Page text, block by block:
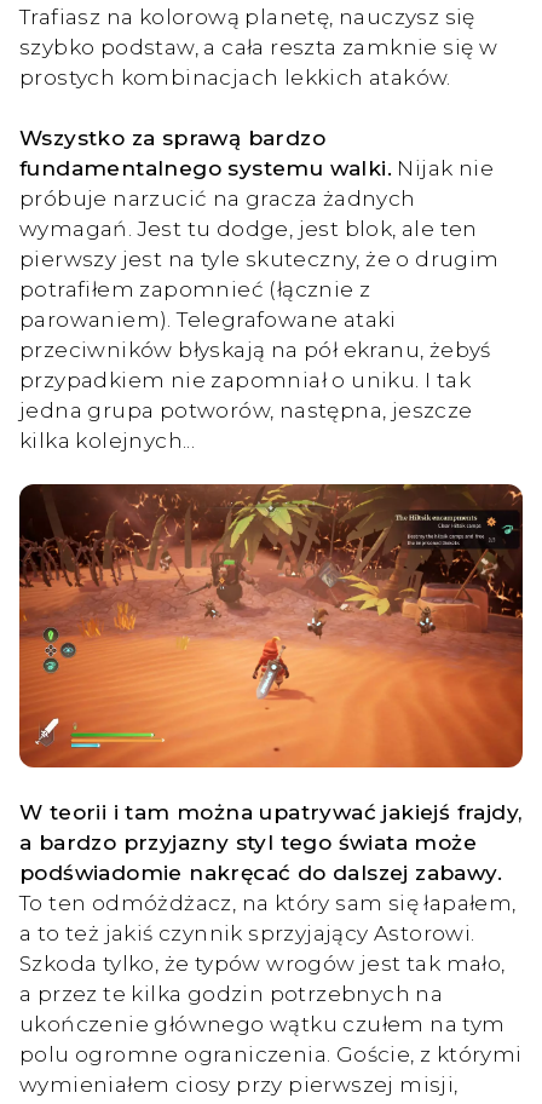
Trafiasz na kolorową planetę, nauczysz się
szybko podstaw, a cała reszta zamknie się w
prostych kombinacjach lekkich ataków.
Wszystko za sprawą bardzo
fundamentalnego systemu walki. Nijak nie
próbuje narzucić na gracza żadnych
wymagań. Jest tu dodge, jest blok, ale ten
pierwszy jest na tyle skuteczny, że o drugim
potrafiłem zapomnieć (łącznie z
parowaniem). Telegrafowane ataki
przeciwników błyskają na pół ekranu, żebyś
przypadkiem nie zapomniał o uniku. I tak
jedna grupa potworów, następna, jeszcze
kilka kolejnych...
W teorii i tam można upatrywać jakiejś frajdy,
a bardzo przyjazny styl tego świata może
podświadomie nakręcać do dalszej zabawy.
To ten odmóżdżacz, na który sam się łapałem,
a to też jakiś czynnik sprzyjający Astorowi.
Szkoda tylko, że typów wrogów jest tak mało,
a przez te kilka godzin potrzebnych na
ukończenie głównego wątku czułem na tym
polu ogromne ograniczenia. Goście, z którymi
wymieniałem ciosy przy pierwszej misji,